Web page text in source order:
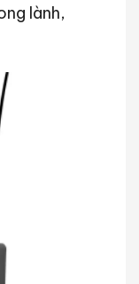
lành,